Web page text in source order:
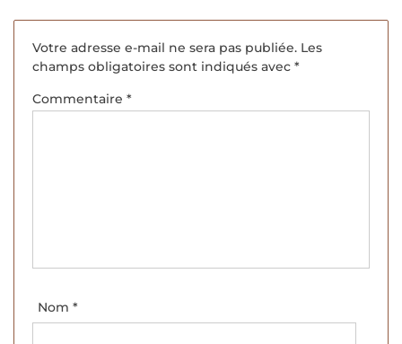
Votre adresse e-mail ne sera pas publiée. Les
champs obligatoires sont indiqués avec *
Commentaire *
Nom *